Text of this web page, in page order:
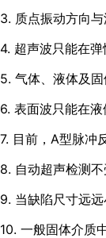
3. 质点振动方向
4. 超声波只能在
5. 气体、液体及
6. 表面波只能在
7. 目前，A型脉冲
8. 自动超声检测
9. 当缺陷尺寸远
10. 一般固体介质